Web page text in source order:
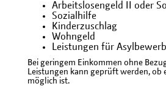
Arbeitslosengeld II oder
Sozialhilfe
Kinderzuschlag
Wohngeld
Leistungen für
Bei geringem Einkommen ohne
Leistungen kann geprüft werden, ob
möglich ist.